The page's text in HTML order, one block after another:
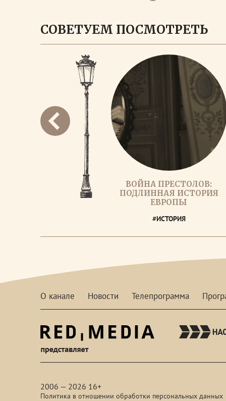
СОВЕТУЕМ ПОСМОТРЕТЬ
ВОЙНА ПРЕСТОЛОВ:
ПОДЛИННАЯ ИСТОРИЯ
ЕВРОПЫ
#ИСТОРИЯ
О канале Новости Телепрограмма
2006 — 2026 16+
Политика в отношении обработки персональных данных